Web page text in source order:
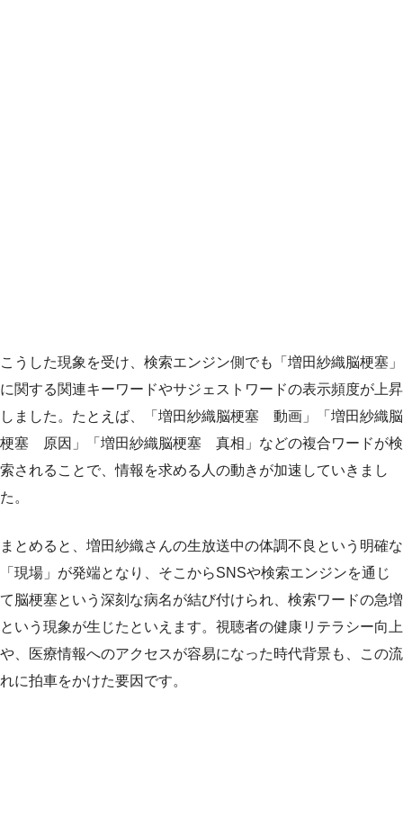
こうした現象を受け、検索エンジン側でも「増田紗織脳梗塞」
に関する関連キーワードやサジェストワードの表示頻度が上昇
しました。たとえば、「増田紗織脳梗塞 動画」「増田紗織脳
梗塞 原因」「増田紗織脳梗塞 真相」などの複合ワードが検
索されることで、情報を求める人の動きが加速していきまし
た。
まとめると、増田紗織さんの生放送中の体調不良という明確な
「現場」が発端となり、そこからSNSや検索エンジンを通じ
て脳梗塞という深刻な病名が結び付けられ、検索ワードの急増
という現象が生じたといえます。視聴者の健康リテラシー向上
や、医療情報へのアクセスが容易になった時代背景も、この流
れに拍車をかけた要因です。